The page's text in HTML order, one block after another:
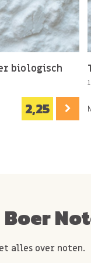
biologisch
2,25
Boer
alles over noten.